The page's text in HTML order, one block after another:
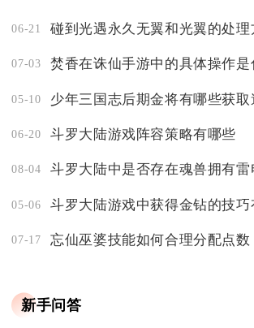
06-21
07-03 焚香在诛仙手游中的具体操作是
05-10 少年三国志后期金将有哪些获取
06-20 斗罗大陆游戏阵容策略有哪些
08-04 斗罗大陆中是否存在魂兽拥有雷
05-06 斗罗大陆游戏中获得金钻的技巧
07-17 忘仙巫婆技能如何合理分配点数
新手问答